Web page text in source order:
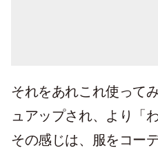
それをあれこれ使って
ュアップされ、より「
その感じは、服をコー